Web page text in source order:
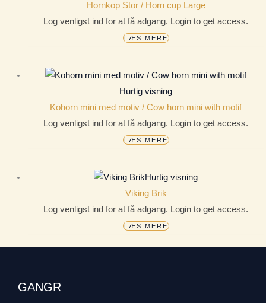
Hornkop Stor / Horn cup Large
Log venligst ind for at få adgang. Login to get access.
LÆS MERE
Hurtig visning
Kohorn mini med motiv / Cow horn mini with motif
Log venligst ind for at få adgang. Login to get access.
LÆS MERE
Hurtig visning
Viking Brik
Log venligst ind for at få adgang. Login to get access.
LÆS MERE
GANGR